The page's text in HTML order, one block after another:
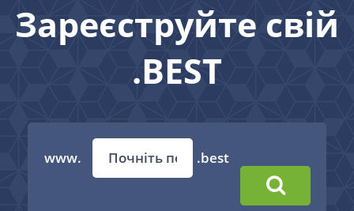
Зареєструйте свій
.BEST
www. .best